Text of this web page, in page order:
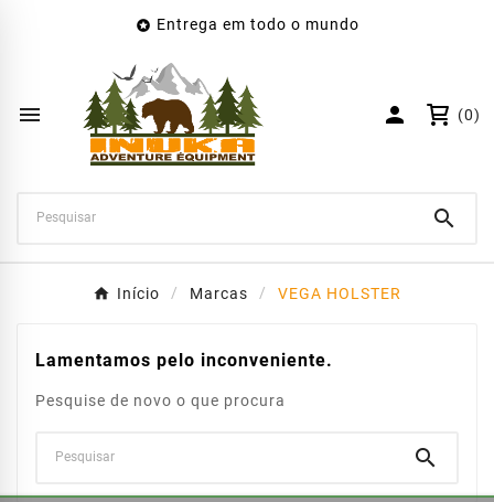
 Entrega em todo o mundo
  (0)

Início Marcas VEGA HOLSTER
Lamentamos pelo inconveniente.
Pesquise de novo o que procura

Wishlist name